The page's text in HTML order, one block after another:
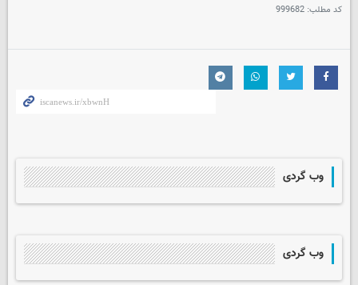
کد مطلب: 999682
وب گردی
وب گردی